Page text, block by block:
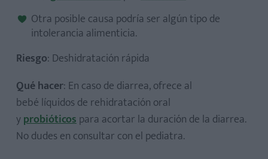
Otra posible causa podría ser algún tipo de
intolerancia alimenticia.
Riesgo: Deshidratación rápida
Qué hacer: En caso de diarrea, ofrece al
bebé líquidos de rehidratación oral
yprobióticospara acortar la duración de la diarrea.
No dudes en consultar con el pediatra.